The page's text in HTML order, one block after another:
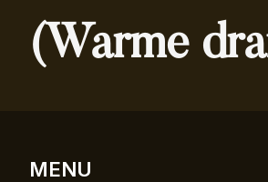
(Warme
MENU